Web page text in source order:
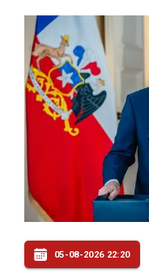
05-08-2026 22:20